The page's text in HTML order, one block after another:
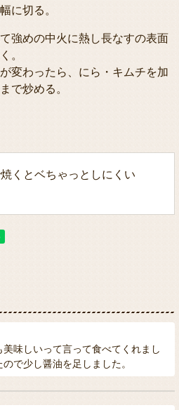
に切る。
強めの中火に熱し長なすの表面
。
変わったら、にら・キムチを加
で炒める。
くとベちゃっとしにくい
味しいって言って食べてくれまし
で少し醤油を足しました。